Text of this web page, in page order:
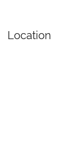
Location